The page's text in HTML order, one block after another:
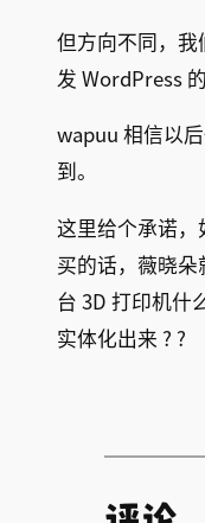
但方向不同，
发 WordPress
wapuu 相信以
到。
这里给个承诺
买的话，薇晓
台 3D 打印机什
实体化出来 ? ?